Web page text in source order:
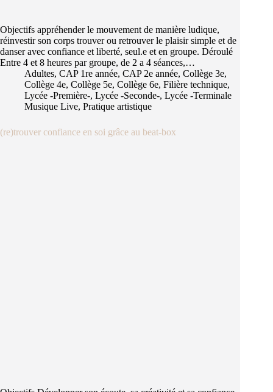
Objectifs appréhender le mouvement de manière ludique,
réinvestir son corps trouver ou retrouver le plaisir simple et de
danser avec confiance et liberté, seul.e et en groupe. Déroulé
Entre 4 et 8 heures par groupe, de 2 a 4 séances,…
Adultes, CAP 1re année, CAP 2e année, Collège 3e,
Collège 4e, Collège 5e, Collège 6e, Filière technique,
Lycée -Première-, Lycée -Seconde-, Lycée -Terminale
Musique Live, Pratique artistique
(re)trouver confiance en soi grâce au beat-box